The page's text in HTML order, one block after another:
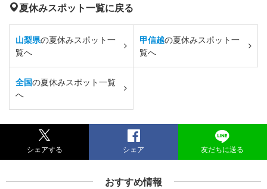
夏休みスポット一覧に戻る
山梨県の夏休みスポット一
覧へ
甲信越の夏休みスポット一
覧へ
全国の夏休みスポット一覧
へ
シェアする シェア 友だちに送る
おすすめ情報